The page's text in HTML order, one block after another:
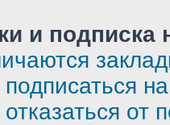
и подписка
подписаться
от